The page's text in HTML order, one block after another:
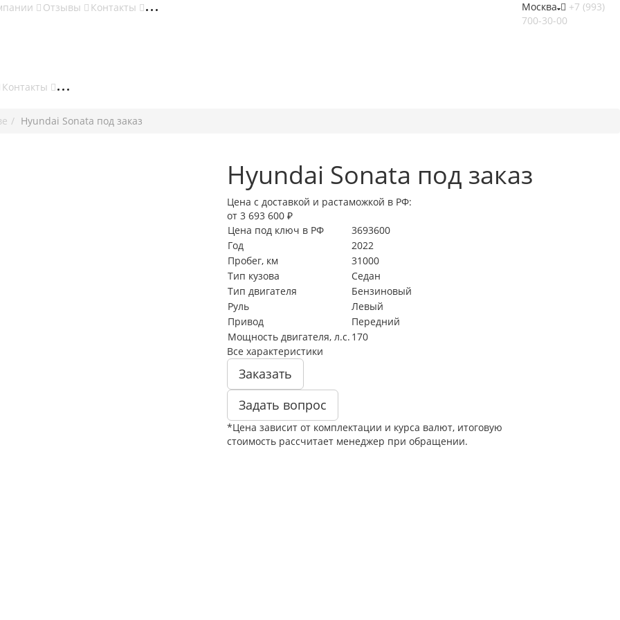
Москва
+7 (993)
700-30-00
Отзывы Контакты
Контакты
Hyundai Sonata под заказ
Hyundai Sonata под заказ
Цена с доставкой и растаможкой в РФ:
от 3 693 600 ₽
Цена под ключ в РФ
3693600
Год
2022
Пробег, км
31000
Тип кузова
Седан
Тип двигателя
Бензиновый
Руль
Левый
Привод
Передний
Мощность двигателя, л.с. 170
Все характеристики
Заказать
Задать вопрос
*Цена зависит от комплектации и курса валют, итоговую
стоимость рассчитает менеджер при обращении.